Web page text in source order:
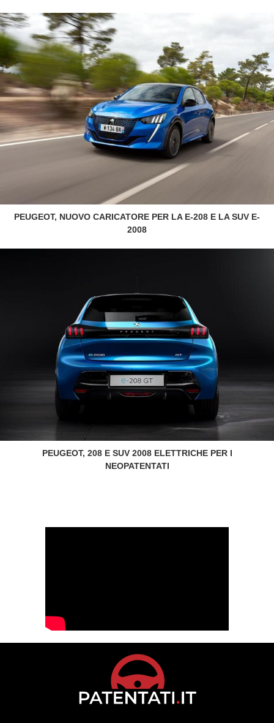
PEUGEOT, NUOVO CARICATORE PER LA E-208 E LA SUV E-
2008
PEUGEOT, 208 E SUV 2008 ELETTRICHE PER I
NEOPATENTATI